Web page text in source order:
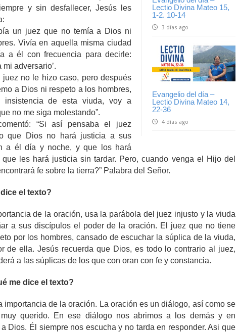
Lectio Divina Mateo 15,
1-2. 10-14
3 días ago
Evangelio del día –
Lectio Divina Mateo 14,
22-36
4 días ago
y sin desfallecer, Jesús les
un juez que no temía a Dios ni
Vivía en aquella misma ciudad
a él con frecuencia para decirle:
mi adversario’.
juez no le hizo caso, pero después
a Dios ni respeto a los hombres,
insistencia de esta viuda, voy a
no me siga molestando”.
“Si así pensaba el juez
que Dios no hará justicia a sus
a él día y noche, y que los hará
les hará justicia sin tardar. Pero, cuando venga el Hijo del
fe sobre la tierra?” Palabra del Señor.
el texto?
de la oración, usa la parábola del juez injusto y la viuda
a sus discípulos el poder de la oración. El juez que no tiene
por los hombres, cansado de escuchar la súplica de la viuda,
de ella. Jesús recuerda que Dios, es todo lo contrario al juez,
a las súplicas de los que con oran con fe y constancia.
me dice el texto?
importancia de la oración. La oración es un diálogo, así como se
querido. En ese diálogo nos abrimos a los demás y en
Dios. Él siempre nos escucha y no tarda en responder. Asi que